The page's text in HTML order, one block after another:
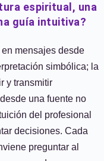
espiritual, una
guía intuitiva?
mensajes desde
simbólica; la
y transmitir
una fuente no
del profesional
decisiones. Cada
preguntar al